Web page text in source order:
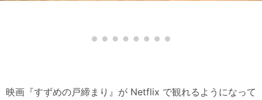
映画『すずめの戸締まり』が Netflix で観れるようになって